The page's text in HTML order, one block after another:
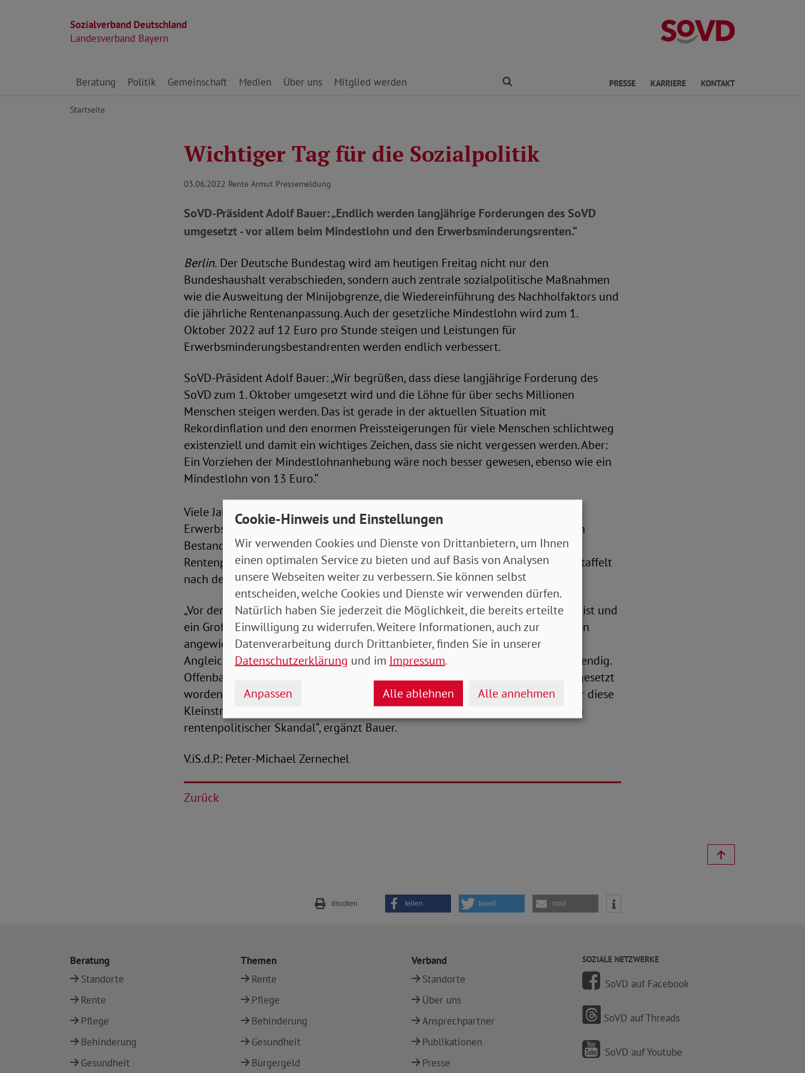
Sozialverband Deutschland
Landesverband Bayern
Landesverband
Direkt zu den Inhalten springen
Beratung Politik Gemeinschaft Medien Über uns Mitglied werden PRESSE KARRIERE KONTAKT
Startseite
Wichtiger Tag für die Sozialpolitik
03.06.2022 Rente Armut Pressemeldung
SoVD-Präsident Adolf Bauer: „Endlich werden langjährige Forderungen des SoVD
umgesetzt - vor allem beim Mindestlohn und den Erwerbsminderungsrenten.“
Berlin. Der Deutsche Bundestag wird am heutigen Freitag nicht nur den
Bundeshaushalt verabschieden, sondern auch zentrale sozialpolitische Maßnahmen
wie die Ausweitung der Minijobgrenze, die Wiedereinführung des Nachholfaktors und
die jährliche Rentenanpassung. Auch der gesetzliche Mindestlohn wird zum 1.
Oktober 2022 auf 12 Euro pro Stunde steigen und Leistungen für
Erwerbsminderungsbestandrenten werden endlich verbessert.
SoVD-Präsident Adolf Bauer: „Wir begrüßen, dass diese langjährige Forderung des
SoVD zum 1. Oktober umgesetzt wird und die Löhne für über sechs Millionen
Menschen steigen werden. Das ist gerade in der aktuellen Situation mit
Rekordinflation und den enormen Preissteigerungen für viele Menschen schlichtweg
existenziell und damit ein wichtiges Zeichen, dass sie nicht vergessen werden. Aber:
Ein Vorziehen der Mindestlohnanhebung wäre noch besser gewesen, ebenso wie ein
Mindestlohn von 13 Euro.“
Viele Jahre hat sich der SoVD dafür eingesetzt, dass die Verbesserungen für
Erwerbsminderungsrentner*innen aus den Jahren 2014 und 2019 auch auf den
Bestand ausgeweitet werden. Das am Nachmittag zur Abstimmung stehende
Rentenpaket sieht Zuschläge in Höhe von 7,5 Prozent und 4,5 Prozent vor, gestaffelt
nach dem erstmaligen Bezug einer Erwerbsminderungsrente.
„Vor dem Hintergrund, dass eine Erwerbsminderung ein zentrales Armutsrisiko ist und
ein Großteil der EM-Rentnerinnen und -rentner auf zusätzliche Sozialleistungen
angewiesen sind, ist das insgesamt sehr zu begrüßen. Um eine vollständige
Angleichung zu erreichen, sind Zuschläge in Höhe von 8 bzw. 13 Prozent notwendig.
Offenbar ist den Sozialpolitikerinnen und -politikern ein finanzieller Rahmen gesetzt
worden. Dass jedoch an anderer Stelle Milliarden ausgegeben werden, aber für diese
Kleinstrentnerinnen und -rentner kein Geld übrig sein soll, ist für den SoVD ein
rentenpolitischer Skandal“, ergänzt Bauer.
V.iS.d.P.: Peter-Michael Zernechel
Zurück
drucken teilen tweet mail
Beratung
Standorte
Rente
Pflege
Behinderung
Gesundheit
Themen
Rente
Pflege
Behinderung
Gesundheit
Bürgergeld
Verband
Standorte
Über uns
Ansprechpartner
Publikationen
Presse
SOZIALE NETZWERKE
SoVD auf Facebook
SoVD auf Threads
SoVD auf Youtube
Cookie-Hinweis und Einstellungen
Wir verwenden Cookies und Dienste von Drittanbietern, um Ihnen
einen optimalen Service zu bieten und auf Basis von Analysen
unsere Webseiten weiter zu verbessern. Sie können selbst
entscheiden, welche Cookies und Dienste wir verwenden dürfen.
Natürlich haben Sie jederzeit die Möglichkeit, die bereits erteilte
Einwilligung zu widerrufen. Weitere Informationen, auch zur
Datenverarbeitung durch Drittanbieter, finden Sie in unserer
Datenschutzerklärung und im Impressum.
Anpassen Alle ablehnen Alle annehmen